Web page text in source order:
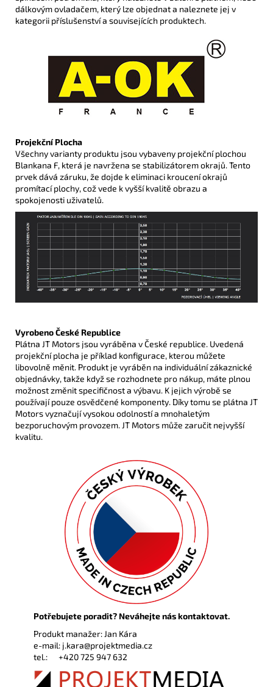
dálkovým ovladačem, který lze objednat a naleznete jej v
kategorii příslušenství a souvisejících produktech.
Projekční Plocha
Všechny varianty produktu jsou vybaveny projekční plochou
Blankana F, která je navržena se stabilizátorem okrajů. Tento
prvek dává záruku, že dojde k eliminaci kroucení okrajů
promítací plochy, což vede k vyšší kvalitě obrazu a
spokojenosti uživatelů.
Vyrobeno České Republice
Plátna JT Motors jsou vyráběna v České republice. Uvedená
projekční plocha je příklad konfigurace, kterou můžete
libovolně měnit. Produkt je vyráběn na individuální zákaznické
objednávky, takže když se rozhodnete pro nákup, máte plnou
možnost změnit specifičnost a výbavu. K jejich výrobě se
používají pouze osvědčené komponenty. Díky tomu se plátna JT
Motors vyznačují vysokou odolností a mnohaletým
bezporuchovým provozem. JT Motors může zaručit nejvyšší
kvalitu.
Potřebujete poradit? Neváhejte nás kontaktovat.
Produkt manažer: Jan Kára
e-mail: j.kara@projektmedia.cz
tel.: +420 725 947 632